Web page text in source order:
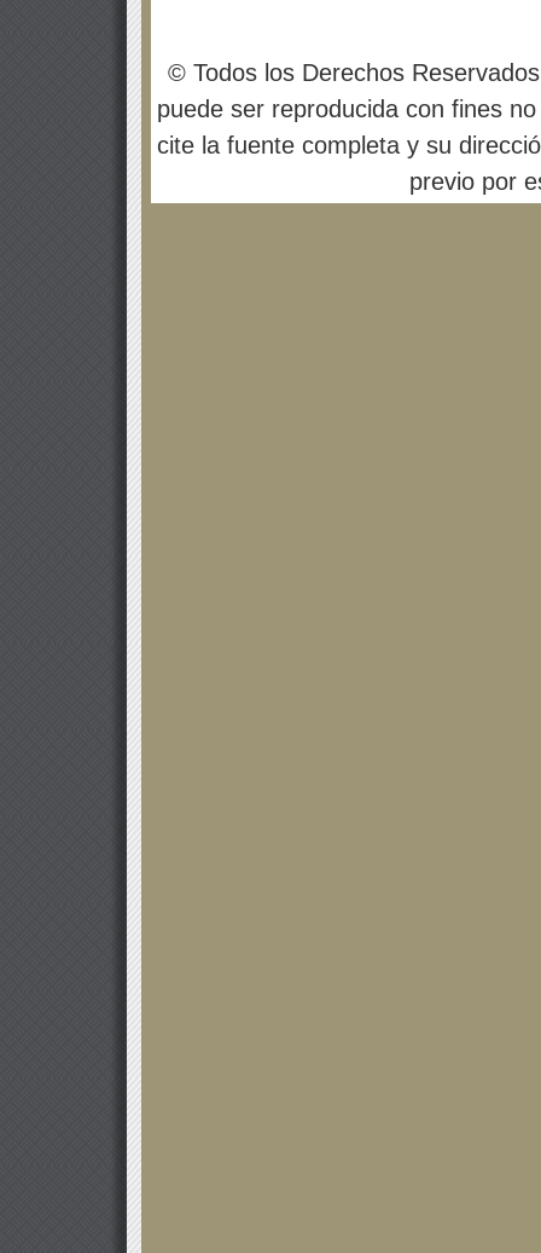
© Todos los Derechos
puede ser reproducida con fines
cite la fuente completa y su
previo por